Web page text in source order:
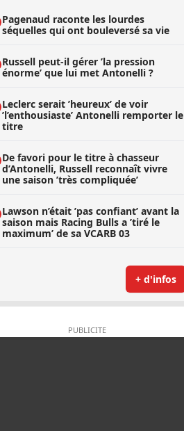
Pagenaud raconte les lourdes
séquelles qui ont bouleversé sa vie
Russell peut-il gérer ’la pression
énorme’ que lui met Antonelli ?
Leclerc serait ’heureux’ de voir
’l’enthousiaste’ Antonelli remporter le
titre
De favori pour le titre à chasseur
d’Antonelli, Russell reconnaît vivre
une saison ’très compliquée’
Lawson n’était ’pas confiant’ avant la
saison mais Racing Bulls a ’tiré le
maximum’ de sa VCARB 03
+ d'infos